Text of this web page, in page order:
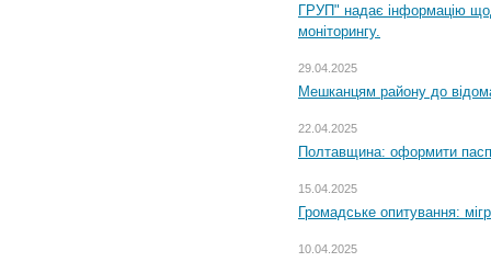
ГРУП" надає інформацію
моніторингу.
29.04.2025
Мешканцям району до
22.04.2025
Полтавщина: оформити
15.04.2025
Громадське опитування:
10.04.2025